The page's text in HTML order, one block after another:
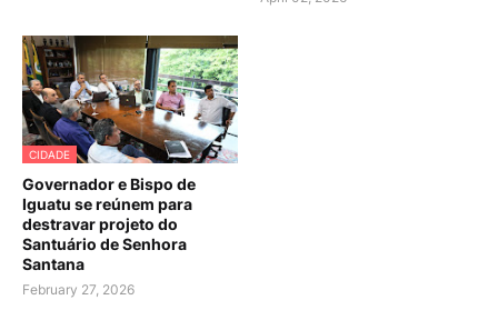
CIDADE
Governador e Bispo de
Iguatu se reúnem para
destravar projeto do
Santuário de Senhora
Santana
February 27, 2026